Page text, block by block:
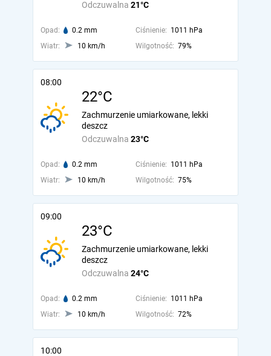
Odczuwalna 21°C
Opad: 0.2 mm Ciśnienie: 1011 hPa
Wiatr:
10 km/h Wilgotność: 79%
08:00
22°C
Odczuwalna 23°C
Zachmurzenie umiarkowane, lekki
deszcz
Opad: 0.2 mm Ciśnienie: 1011 hPa
Wiatr:
10 km/h Wilgotność: 75%
09:00
23°C
Odczuwalna 24°C
Zachmurzenie umiarkowane, lekki
deszcz
Opad: 0.2 mm Ciśnienie: 1011 hPa
Wiatr:
10 km/h Wilgotność: 72%
10:00